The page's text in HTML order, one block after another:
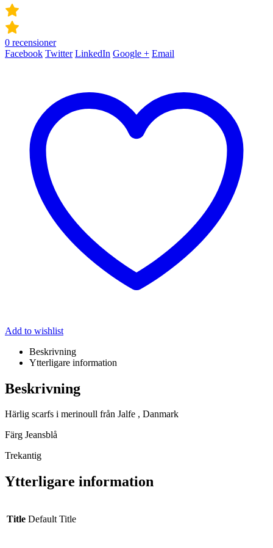
0 recensioner
Facebook Twitter LinkedIn Google + Email
Add to wishlist
Beskrivning
Ytterligare information
Beskrivning
Härlig scarfs i merinoull från Jalfe , Danmark
Färg Jeansblå
Trekantig
Ytterligare information
Title Default Title